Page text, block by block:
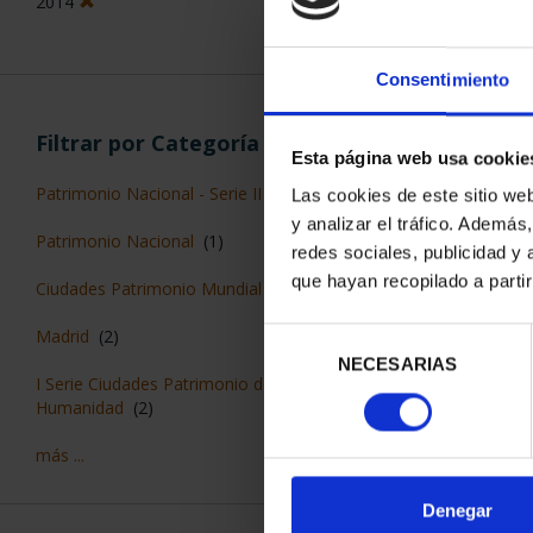
Consentimiento
Esta página web usa
Las cookies de este sitio
y analizar el tráfico.
redes sociales, publicidad y
que hayan recopilado a
consentimiento
NECESARIAS
Denegar
Filtrar por Categoría
Patrimonio Nacional - Serie II
Patrimonio Nacional (1)
Ciudades Patrimonio Mundial
Madrid (2)
I Serie Ciudades Patrimonio de la
Humanidad (2)
más ...
PALACIO
ORDENAR POR: